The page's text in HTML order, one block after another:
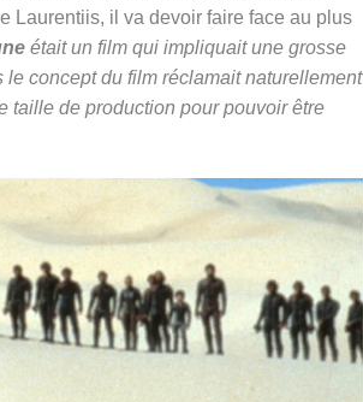
Laurentiis, il va devoir faire face au plus
était un film qui impliquait une grosse
concept du film réclamait naturellement
taille de production pour pouvoir être